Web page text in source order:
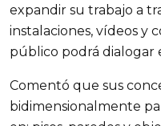
expandir su trabajo a
instalaciones, vídeos y
público podrá dialogar
Comentó que sus
bidimensionalmente